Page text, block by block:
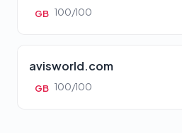
GB 100/100
avisworld.com
GB 100/100